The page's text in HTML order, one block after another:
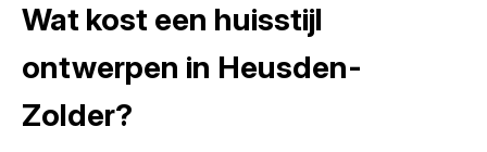
Wat kost een huisstijl
ontwerpen in Heusden-
Zolder?